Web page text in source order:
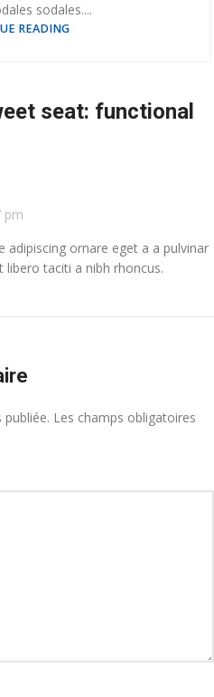
sodales....
READING
seat: functional
pm
adipiscing ornare eget a a pulvinar
libero taciti a nibh rhoncus.
Les champs obligatoires